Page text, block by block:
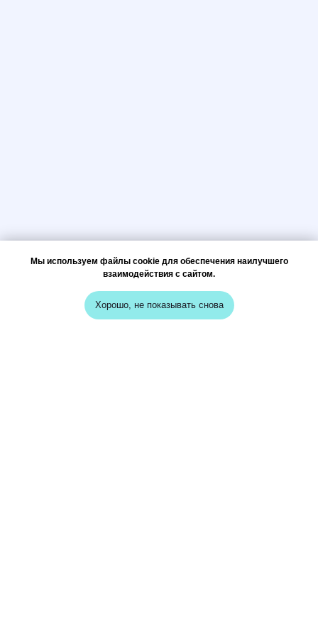
Мы используем файлы cookie для обеспечения наилучшего
взаимодействия с сайтом.
Хорошо, не показывать снова